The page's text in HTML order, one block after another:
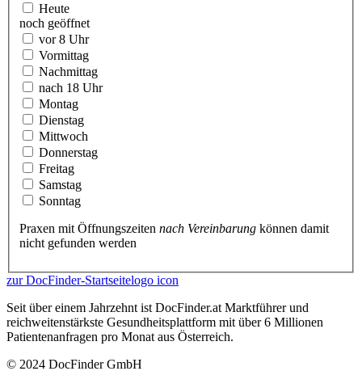
Heute
noch geöffnet
vor 8 Uhr
Vormittag
Nachmittag
nach 18 Uhr
Montag
Dienstag
Mittwoch
Donnerstag
Freitag
Samstag
Sonntag
Praxen mit Öffnungszeiten nach Vereinbarung können damit
nicht gefunden werden
zur DocFinder-Startseitelogo icon
Seit über einem Jahrzehnt ist DocFinder.at Marktführer und
reichweitenstärkste Gesundheitsplattform mit über 6 Millionen
Patientenanfragen pro Monat aus Österreich.
© 2024 DocFinder GmbH